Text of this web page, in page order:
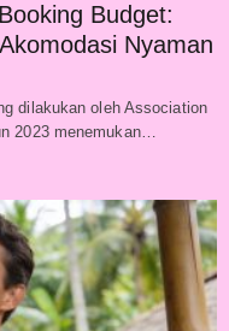
Budget:
Nyaman
dilakukan oleh Association
2023 menemukan…